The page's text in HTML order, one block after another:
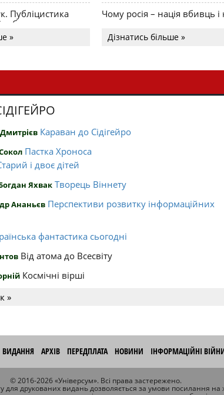
Публіцистика
»
Чому росія – нація вбивць і
Дізнатись більше »
Караван до Сідігейро
Пастка Хроноса
і двоє дітей
Яхвак Творець Віннету
Ананьєв Перспективи розвитку інформаційних
фантастика сьогодні
Від атома до Всесвіту
Космічні вірші
»
ВИДАННЯ АРХІВ ПЕРЕДПЛАТА НОВИНИ ІНФОРМАЦІЙНІ
© 2016-2026 «Універсум». Всі права застережено.
для друкованих видань дозволяється за умови посилання